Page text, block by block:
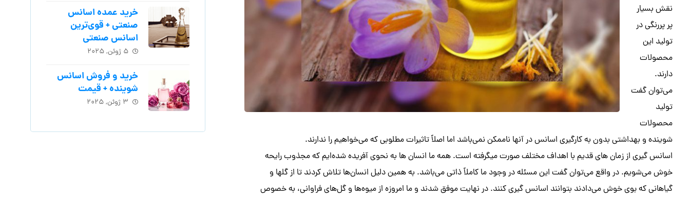
نقش بسیار
پر پررنگی در
تولید این
محصولات
دارند.
می‌توان گفت
تولید
محصولات
شوینده و بهداشتی بدون به کارگیری اسانس در آنها ناممکن نمی‌باشد اما اصلاً تاثیرات مطلوبی که می‌خواهیم را ندارند.
اسانس گیری از زمان ‌های قدیم با اهداف مختلف صورت میگرفته است. همه ما انسان ها به نحوی آفریده شده‌ایم که مجذوب رایحه
خوش می‌شویم. در واقع می‌توان گفت این مسئله در وجود ما کاملاً ذاتی می‌باشد. به همین دلیل انسان‌ها تلاش کردند تا از گلها و
گیاهانی که بوی خوش می‌دادند بتوانند اسانس گیری کنند. در نهایت موفق شدند و ما امروزه از میوه‌ها و گل‌های فراوانی، به خصوص
خرید عمده اسانس
صنعتی + قوی‌ترین
اسانس‌ صنعتی
۵ ژوئن, ۲۰۲۵
خرید و فروش اسانس
شوینده + قیمت
۳ ژوئن, ۲۰۲۵